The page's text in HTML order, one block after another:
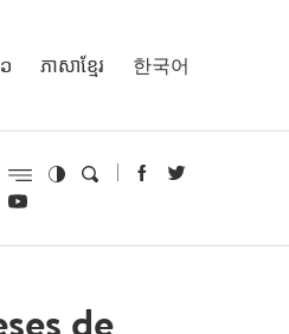
ភាសាខ្មែរ 한국어
de